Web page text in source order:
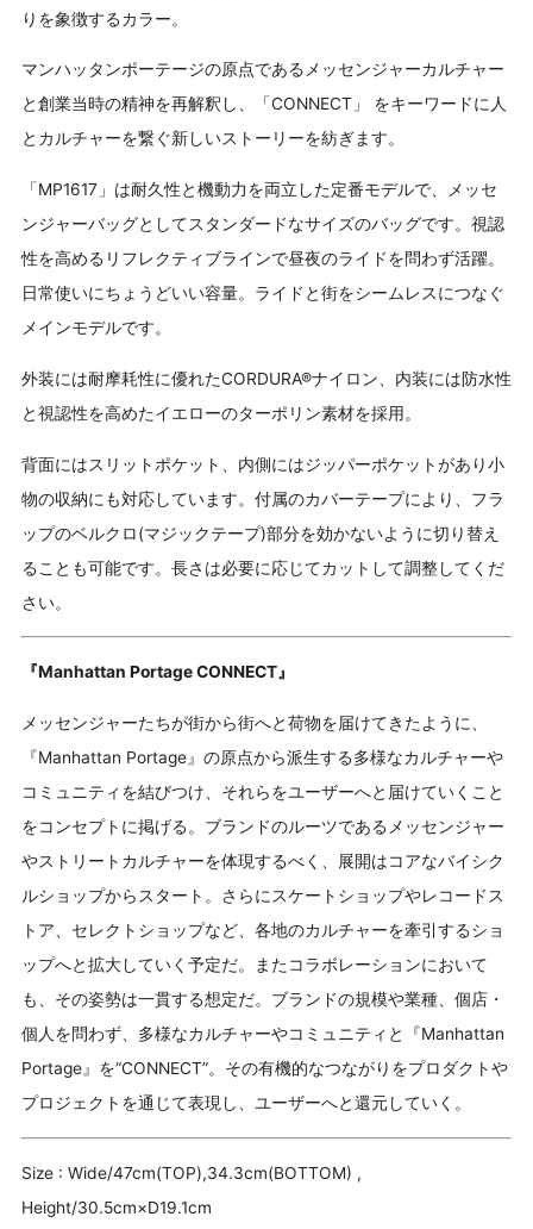
りを象徴するカラー。
マンハッタンポーテージの原点であるメッセンジャーカルチャー
と創業当時の精神を再解釈し、「CONNECT」 をキーワードに人
とカルチャーを繋ぐ新しいストーリーを紡ぎます。
「MP1617」は耐久性と機動力を両立した定番モデルで、メッセ
ンジャーバッグとしてスタンダードなサイズのバッグです。視認
性を高めるリフレクティブラインで昼夜のライドを問わず活躍。
日常使いにちょうどいい容量。ライドと街をシームレスにつなぐ
メインモデルです。
外装には耐摩耗性に優れたCORDURA®ナイロン、内装には防水性
と視認性を高めたイエローのターポリン素材を採用。
背面にはスリットポケット、内側にはジッパーポケットがあり小
物の収納にも対応しています。付属のカバーテープにより、フラ
ップのベルクロ(マジックテープ)部分を効かないように切り替え
ることも可能です。長さは必要に応じてカットして調整してくだ
さい。
『Manhattan Portage CONNECT』
メッセンジャーたちが街から街へと荷物を届けてきたように、
『Manhattan Portage』の原点から派生する多様なカルチャーや
コミュニティを結びつけ、それらをユーザーへと届けていくこと
をコンセプトに掲げる。ブランドのルーツであるメッセンジャー
やストリートカルチャーを体現するべく、展開はコアなバイシク
ルショップからスタート。さらにスケートショップやレコードス
トア、セレクトショップなど、各地のカルチャーを牽引するショ
ップへと拡大していく予定だ。またコラボレーションにおいて
も、その姿勢は一貫する想定だ。ブランドの規模や業種、個店・
個人を問わず、多様なカルチャーやコミュニティと『Manhattan
Portage』を“CONNECT”。その有機的なつながりをプロダクトや
プロジェクトを通じて表現し、ユーザーへと還元していく。
Size : Wide/47cm(TOP),34.3cm(BOTTOM) ,
Height/30.5cm×D19.1cm